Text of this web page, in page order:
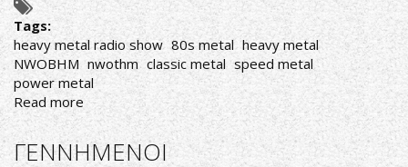
Tags:
heavy metal radio show 80s metal heavy metal
NWOBHM nwothm classic metal speed metal
power metal
Read more about
AΚΟΥΣΤΕ
ΣΕ
ΕΠΑΝΑΛΗΨΗ
ΓΕΝΝΗΜΕΝΟΙ